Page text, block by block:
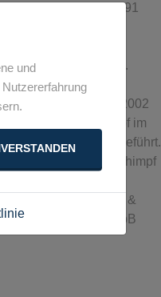
am 31.12.1991
Joachim Veith geführt.
und vereidigten
Gisevius im Jahre 2002
(FH) Felix Schimpf im
Form einer GbR fortgeführt.
als Veith & Schimpf
als Veith Schimpf &
Partnerschaft mbB
und